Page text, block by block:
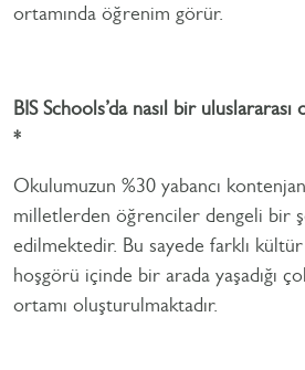
ortamında öğrenim görür.
BIS Schools’da nasıl bir
*
Okulumuzun %30 yabancı
milletlerden öğrenciler dengeli bir
edilmektedir. Bu sayede farklı
hoşgörü içinde bir arada yaşadığı
ortamı oluşturulmaktadır.